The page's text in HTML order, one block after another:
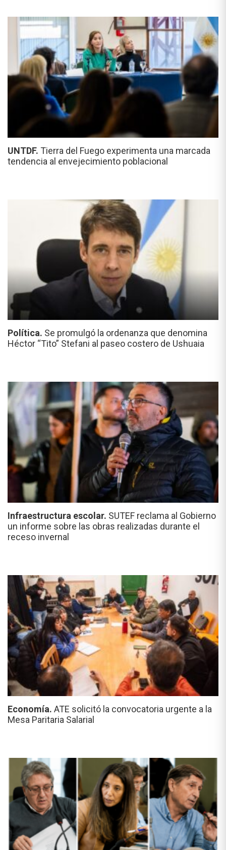
UNTDF. Tierra del Fuego experimenta una marcada
tendencia al envejecimiento poblacional
Política. Se promulgó la ordenanza que denomina
Héctor “Tito” Stefani al paseo costero de Ushuaia
Infraestructura escolar. SUTEF reclama al Gobierno
un informe sobre las obras realizadas durante el
receso invernal
Economía. ATE solicitó la convocatoria urgente a la
Mesa Paritaria Salarial